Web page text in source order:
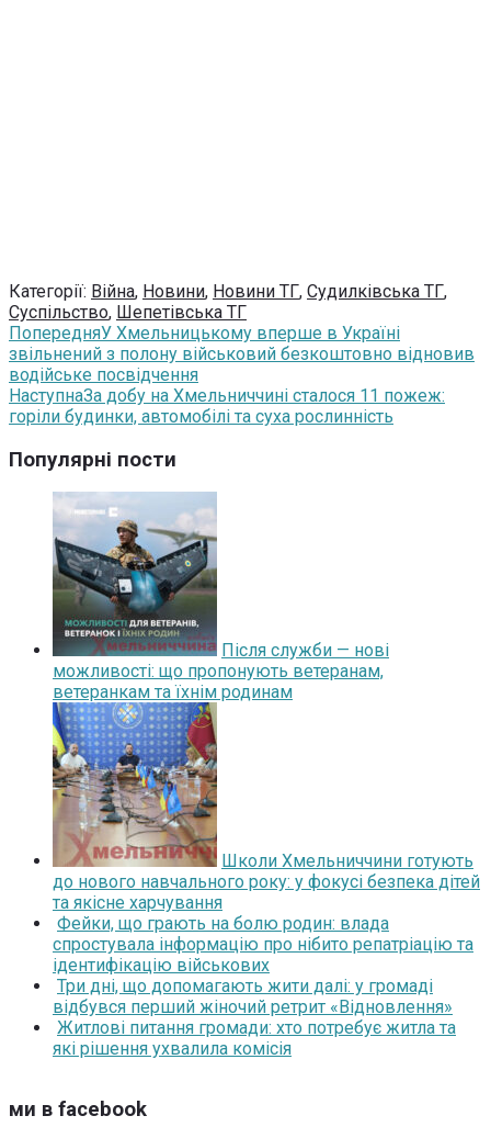
Категорії: Війна, Новини, Новини ТГ, Судилківська ТГ,
Суспільство, Шепетівська ТГ
ПопередняУ Хмельницькому вперше в Україні
звільнений з полону військовий безкоштовно відновив
водійське посвідчення
НаступнаЗа добу на Хмельниччині сталося 11 пожеж:
горіли будинки, автомобілі та суха рослинність
Популярні пости
Після служби — нові
можливості: що пропонують ветеранам,
ветеранкам та їхнім родинам
Школи Хмельниччини готують
до нового навчального року: у фокусі безпека дітей
та якісне харчування
Фейки, що грають на болю родин: влада
спростувала інформацію про нібито репатріацію та
ідентифікацію військових
Три дні, що допомагають жити далі: у громаді
відбувся перший жіночий ретрит «Відновлення»
Житлові питання громади: хто потребує житла та
які рішення ухвалила комісія
ми в facebook